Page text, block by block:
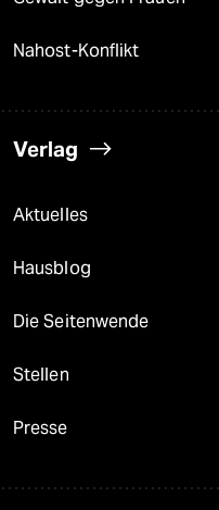
Nahost-Konflikt
Verlag
Aktuelles
Hausblog
Die Seitenwende
Stellen
Presse